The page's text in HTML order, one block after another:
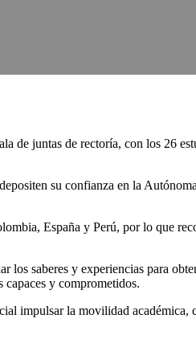
juntas de rectoría, con los 26
su confianza en la
España y Perú, por lo que
saberes y experiencias para
y comprometidos.
impulsar la movilidad